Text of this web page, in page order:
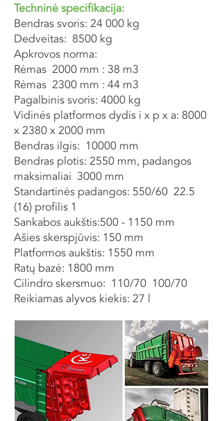
Techninė specifikacija:
Bendras svoris: 24 000 kg
Dedveitas: 8500 kg
Apkrovos norma:
Rėmas 2000 mm : 38 m3
Rėmas 2300 mm : 44 m3
Pagalbinis svoris: 4000 kg
Vidinės platformos dydis i x p x a: 8000
x 2380 x 2000 mm
Bendras ilgis: 10000 mm
Bendras plotis: 2550 mm, padangos
maksimaliai 3000 mm
Standartinės padangos: 550/60 22.5
(16) profilis 1
Sankabos aukštis:500 - 1150 mm
Ašies skerspjūvis: 150 mm
Platformos aukštis: 1550 mm
Ratų bazė: 1800 mm
Cilindro skersmuo: 110/70 100/70
Reikiamas alyvos kiekis: 27 l